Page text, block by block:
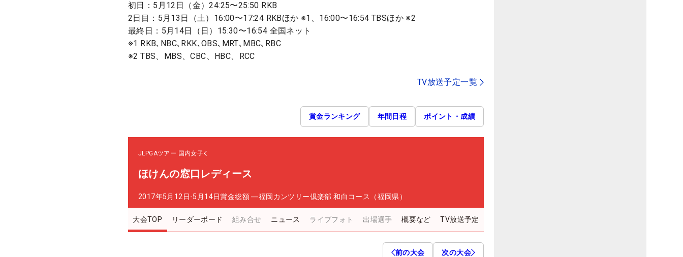
初日：5月12日（金）24:25〜25:50 RKB
2日目：5月13日（土）16:00〜17:24 RKBほか ※1、16:00〜16:54 TBSほか ※2
最終日：5月14日（日）15:30〜16:54 全国ネット
※1 RKB､NBC､RKK､OBS､MRT､MBC､RBC
※2 TBS、MBS、CBC、HBC、RCC
TV放送予定一覧
賞金ランキング 年間日程 ポイント・成績
JLPGAツアー 国内女子
ほけんの窓口レディース
2017年5月12日-5月14日賞金総額 ―福岡カンツリー倶楽部 和白コース（福岡県）
大会TOP リーダーボード 組み合せ ニュース ライブフォト 出場選手 概要など TV放送予定
前の大会 次の大会